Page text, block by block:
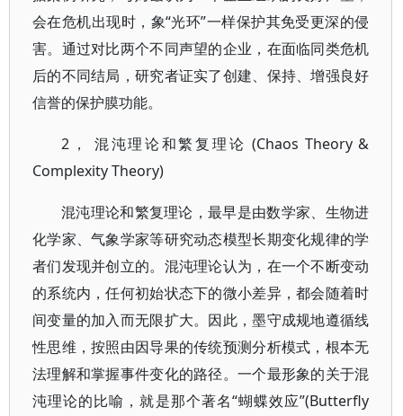
会在危机出现时，象“光环”一样保护其免受更深的侵
害。通过对比两个不同声望的企业，在面临同类危机
后的不同结局，研究者证实了创建、保持、增强良好
信誉的保护膜功能。
2， 混沌理论和繁复理论 (Chaos Theory &
Complexity Theory)
混沌理论和繁复理论，最早是由数学家、生物进
化学家、气象学家等研究动态模型长期变化规律的学
者们发现并创立的。混沌理论认为，在一个不断变动
的系统内，任何初始状态下的微小差异，都会随着时
间变量的加入而无限扩大。因此，墨守成规地遵循线
性思维，按照由因导果的传统预测分析模式，根本无
法理解和掌握事件变化的路径。一个最形象的关于混
沌理论的比喻，就是那个著名“蝴蝶效应”(Butterfly